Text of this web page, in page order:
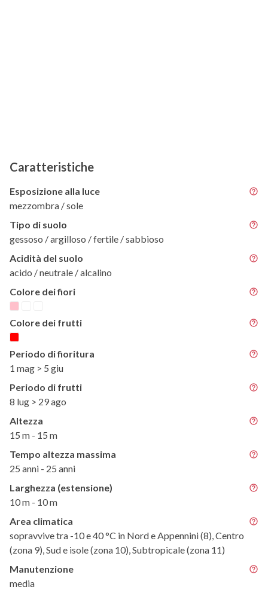
Caratteristiche
Esposizione alla luce
mezzombra / sole
Tipo di suolo
gessoso / argilloso / fertile / sabbioso
Acidità del suolo
acido / neutrale / alcalino
Colore dei fiori
Colore dei frutti
Periodo di fioritura
1 mag > 5 giu
Periodo di frutti
8 lug > 29 ago
Altezza
15 m - 15 m
Tempo altezza massima
25 anni - 25 anni
Larghezza (estensione)
10 m - 10 m
Area climatica
sopravvive tra -10 e 40 °C in Nord e Appennini (8), Centro
(zona 9), Sud e isole (zona 10), Subtropicale (zona 11)
Manutenzione
media